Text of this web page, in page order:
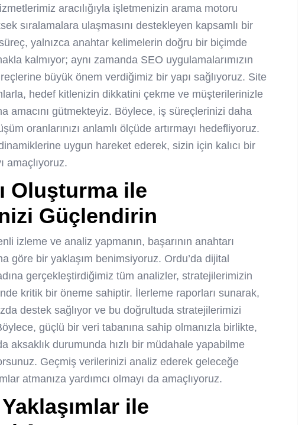
aracılığıyla işletmenizin arama motoru
sıralamalara ulaşmasını destekleyen kapsamlı bir
yalnızca anahtar kelimelerin doğru bir biçimde
kalmıyor; aynı zamanda SEO uygulamalarımızın
büyük önem verdiğimiz bir yapı sağlıyoruz. Site
hedef kitlenizin dikkatini çekme ve müşterilerinizle
amacını gütmekteyiz. Böylece, iş süreçlerinizi daha
oranlarınızı anlamlı ölçüde artırmayı hedefliyoruz.
uygun hareket ederek, sizin için kalıcı bir
amaçlıyoruz.
Oluşturma ile
Güçlendirin
izleme ve analiz yapmanın, başarının anahtarı
göre bir yaklaşım benimsiyoruz. Ordu’da dijital
gerçekleştirdiğimiz tüm analizler, stratejilerimizin
kritik bir öneme sahiptir. İlerleme raporları sunarak,
destek sağlıyor ve bu doğrultuda stratejilerimizi
güçlü bir veri tabanına sahip olmanızla birlikte,
aksaklık durumunda hızlı bir müdahale yapabilme
Geçmiş verilerinizi analiz ederek geleceğe
atmanıza yardımcı olmayı da amaçlıyoruz.
ile